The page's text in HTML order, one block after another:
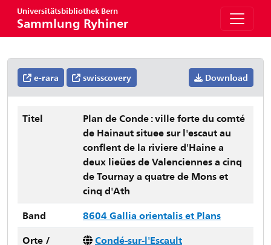
Universitätsbibliothek Bern
Sammlung Ryhiner
e-rara swisscovery Download
Titel
Plan de Conde : ville forte du comté
de Hainaut situee sur l'escaut au
conflent de la riviere d'Haine a
deux lieües de Valenciennes a cinq
de Tournay a quatre de Mons et
cinq d'Ath
Band
8604 Gallia orientalis et Plans
Orte /
Condé-sur-l'Escault